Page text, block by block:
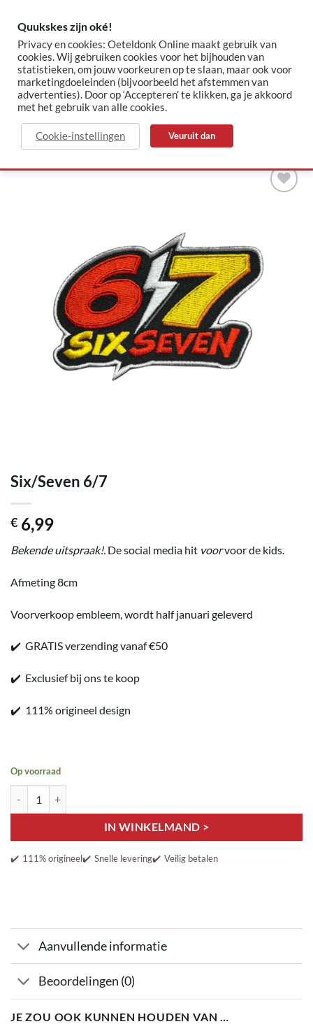
content
✓ Sinds 2015 jouw Oeteldonk-shop ✓ Veilig betalen via Mollie
HOME / EMBLEMEN
Six/Seven 6/7
€ 6,99
Bekende uitspraak!. De social media hit voorvoor de kids.
Afmeting 8cm
Voorverkoop embleem, wordt half januari geleverd
✔️ GRATIS verzending vanaf €50
✔️ Exclusief bij ons te koop
✔️ 111% origineel design
Op voorraad
IN WINKELMAND >
✔️ 111% origineel✔️ Snelle levering✔️ Veilig betalen
Aanvullende informatie
Beoordelingen (0)
JE ZOU OOK KUNNEN HOUDEN VAN …
Quukskes zijn oké!
Privacy en cookies: Oeteldonk Online maakt gebruik van
cookies. Wij gebruiken cookies voor het bijhouden van
statistieken, om jouw voorkeuren op te slaan, maar ook voor
marketingdoeleinden (bijvoorbeeld het afstemmen van
advertenties). Door op ‘Accepteren’ te klikken, ga je akkoord
met het gebruik van alle cookies.
Cookie-instellingen Veuruit dan